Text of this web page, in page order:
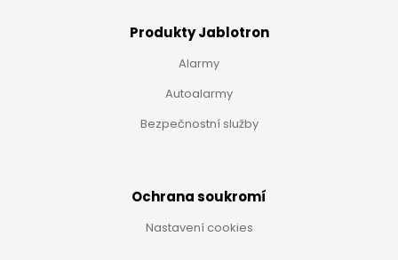
Produkty Jablotron
Alarmy
Autoalarmy
Bezpečnostní služby
Ochrana soukromí
Nastavení cookies